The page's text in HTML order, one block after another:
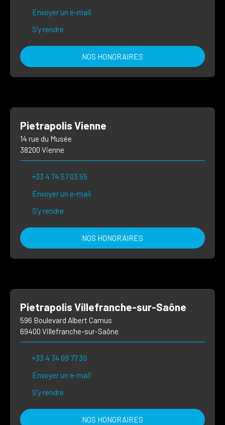
Envoyer un e-mail
S'y rendre
NOS HONORAIRES
Pietrapolis Vienne
14 rue du Musée
38200 Vienne
+33 4 74 57 03 55
Envoyer un e-mail
S'y rendre
NOS HONORAIRES
Pietrapolis Villefranche-sur-Saône
596 Boulevard Albert Camus
69400 Villefranche-sur-Saône
+33 4 74 09 77 30
Envoyer un e-mail
S'y rendre
NOS HONORAIRES